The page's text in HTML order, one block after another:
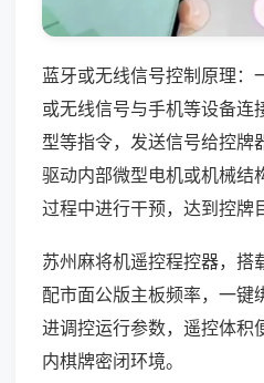
蓝牙或无线信号控制原理：
或无线信号与手机等设备连
型等指令，发送信号给控牌
驱动内部微型电机或机械结
过程中进行干预，达到控牌
苏州麻将机遥控程控器，搭
配市面公版主板频率，一键
进调控运行参数，遥控体积
内棋牌密闭环境。